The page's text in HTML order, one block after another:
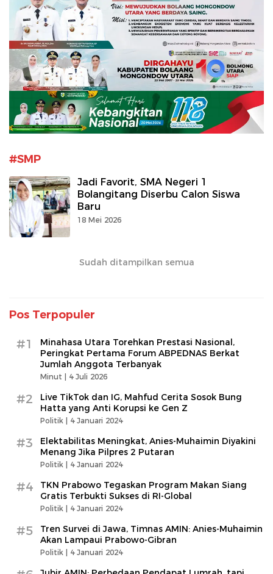
#SMP
Jadi Favorit, SMA Negeri 1
Bolangitang Diserbu Calon Siswa
Baru
18 Mei 2026
Sudah ditampilkan semua
Pos Terpopuler
#1
Minahasa Utara Torehkan Prestasi Nasional,
Peringkat Pertama Forum ABPEDNAS Berkat
Jumlah Anggota Terbanyak
Minut | 4 Juli 2026
#2
Live TikTok dan IG, Mahfud Cerita Sosok Bung
Hatta yang Anti Korupsi ke Gen Z
Politik | 4 Januari 2024
#3
Elektabilitas Meningkat, Anies-Muhaimin Diyakini
Menang Jika Pilpres 2 Putaran
Politik | 4 Januari 2024
#4
TKN Prabowo Tegaskan Program Makan Siang
Gratis Terbukti Sukses di RI-Global
Politik | 4 Januari 2024
#5
Tren Survei di Jawa, Timnas AMIN: Anies-Muhaimin
Akan Lampaui Prabowo-Gibran
Politik | 4 Januari 2024